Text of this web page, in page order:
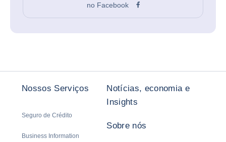
no Facebook
Nossos Serviços
Seguro de Crédito
Business Information
Notícias, economia e
Insights
Sobre nós